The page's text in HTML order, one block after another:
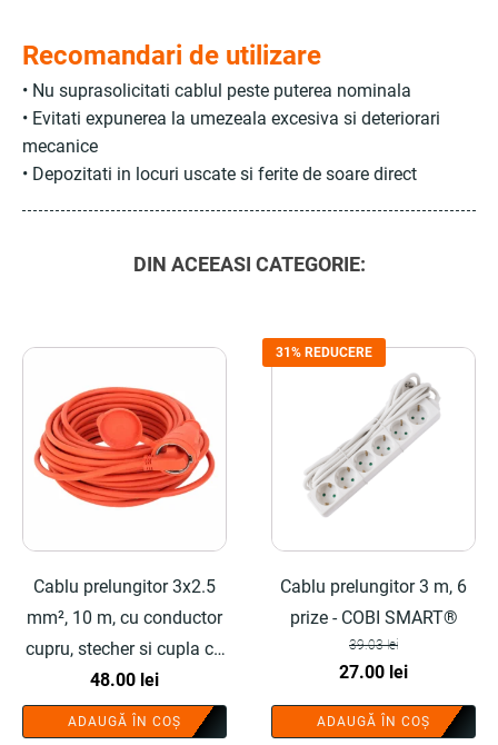
Recomandari de utilizare
• Nu suprasolicitati cablul peste puterea nominala
• Evitati expunerea la umezeala excesiva si deteriorari
mecanice
• Depozitati in locuri uscate si ferite de soare direct
DIN ACEEASI CATEGORIE:
Cablu prelungitor 3x2.5
mm², 10 m, cu conductor
cupru, stecher si cupla cu
protectie - COBI SMART®
48.00 lei
ADAUGĂ ÎN COȘ
31% REDUCERE
Cablu prelungitor 3 m, 6
prize - COBI SMART®
39.03lei
Prețul
inițial
a
27.00 leiPrețul
curent
este:
ADAUGĂ ÎN COȘ